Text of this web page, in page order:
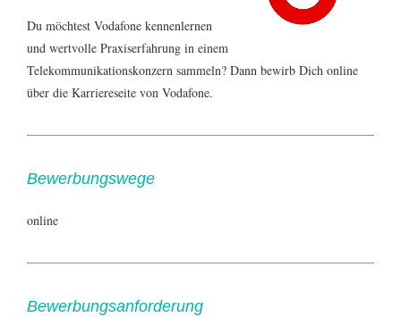
Du möchtest Vodafone kennenlernen
und wertvolle Praxiserfahrung in einem
Telekommunikationskonzern sammeln? Dann bewirb Dich online
über die Karriereseite von Vodafone.
Bewerbungswege
online
Bewerbungsanforderung